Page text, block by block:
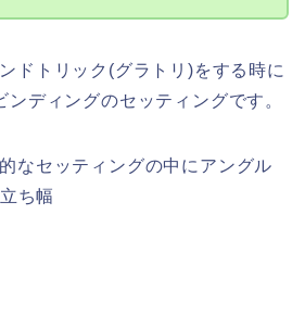
ドトリック(グラトリ)をする時に
ディングのセッティングです。
なセッティングの中にアングル
ち幅